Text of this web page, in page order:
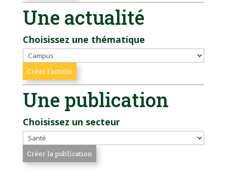
Une actualité
Choisissez une thématique
Une publication
Choisissez un secteur